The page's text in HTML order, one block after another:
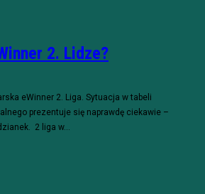
2. Lidze?
eWinner 2. Liga. Sytuacja w tabeli
prezentuje się naprawdę ciekawie –
2 liga w...